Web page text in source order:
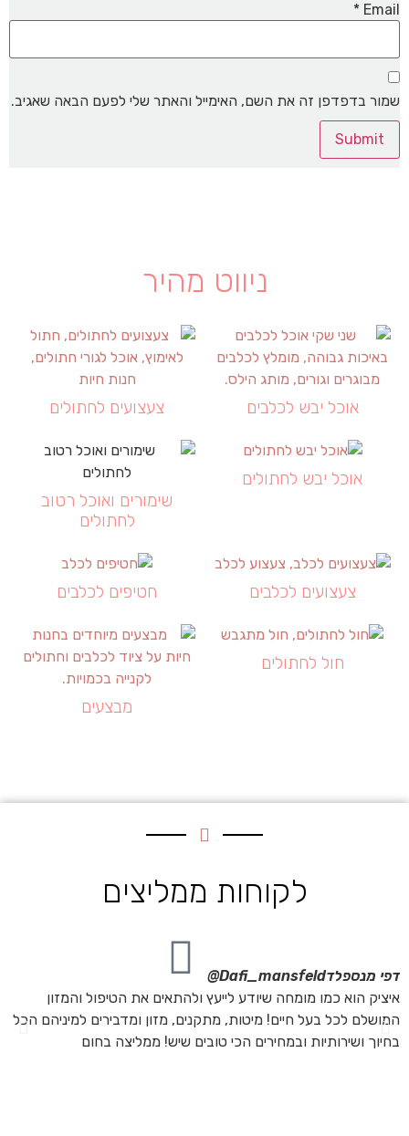
Email
*
שמור בדפדפן זה את השם, האימייל והאתר שלי לפעם הבאה שאגיב.
ניווט מהיר
אוכל יבש לכלבים צעצועים לחתולים
אוכל יבש לחתולים
שימורים ואוכל רטוב
לחתולים
צעצועים לכלבים חטיפים לכלבים
חול לחתולים
מבצעים
לקוחות ממליצים
דפי מנספלדDafi_mansfeld@
איציק הוא כמו מומחה שיודע לייעץ ולהתאים את הטיפול והמזון
המושלם לכל בעל חיים! מיטות, מתקנים, מזון ומדבירים למיניהם הכל
בחיוך ושירותיות ובמחירים הכי טובים שיש! ממליצה בחום